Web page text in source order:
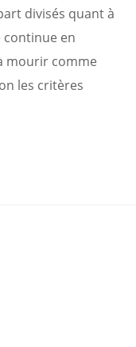
divisés quant à
continue en
mourir comme
les critères